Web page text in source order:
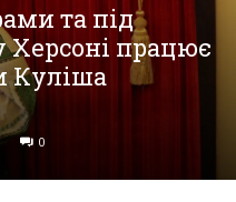
та під
Херсоні працює
Куліша
0